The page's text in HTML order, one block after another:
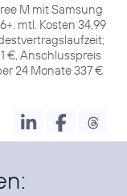
M mit Samsung
mtl. Kosten 34,99
€, Anschlusspreis
24 Monate 337 €